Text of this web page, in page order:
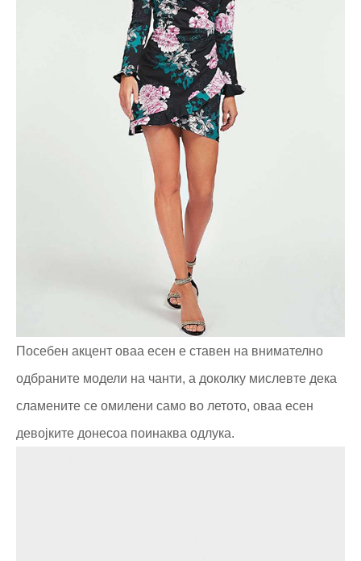
Посебен акцент оваа есен е ставен на внимателно
одбраните модели на чанти, а доколку мислевте дека
сламените се омилени само во летото, оваа есен
девојките донесоа поинаква одлука.